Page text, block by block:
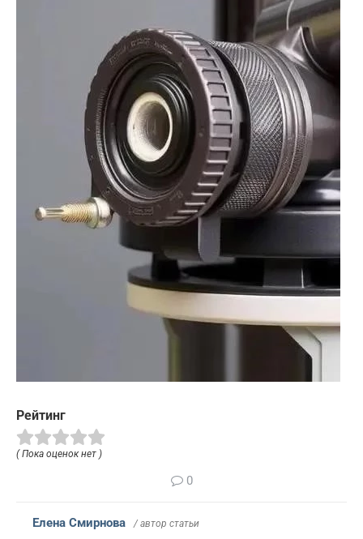
Рейтинг
( Пока оценок нет )
0
Елена Смирнова / автор статьи